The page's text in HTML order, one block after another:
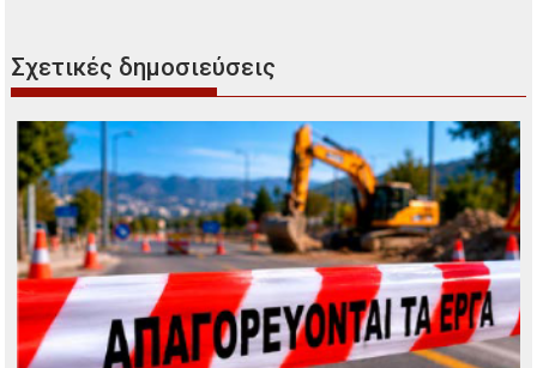
Σχετικές δημοσιεύσεις